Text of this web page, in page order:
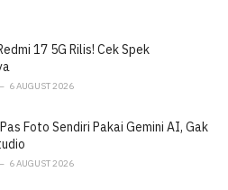
17 5G Rilis! Cek Spek
6 AUGUST 2026
Foto Sendiri Pakai Gemini AI, Gak
6 AUGUST 2026